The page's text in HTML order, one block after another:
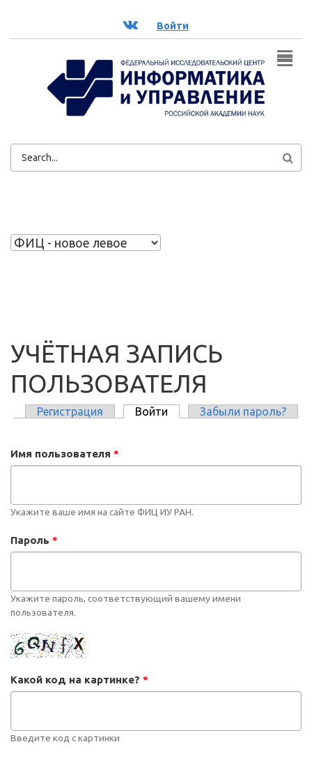
ВК Войти
ФОРМА
УЧЁТНАЯ ЗАПИСЬ
ПОЛЬЗОВАТЕЛЯ
Регистрация Войти (активная вкладка)
Забыли пароль?
Имя пользователя *
Укажите ваше имя на сайте ФИЦ ИУ РАН.
Пароль *
Укажите пароль, соответствующий вашему имени
пользователя.
Какой код на картинке? *
Введите код с картинки